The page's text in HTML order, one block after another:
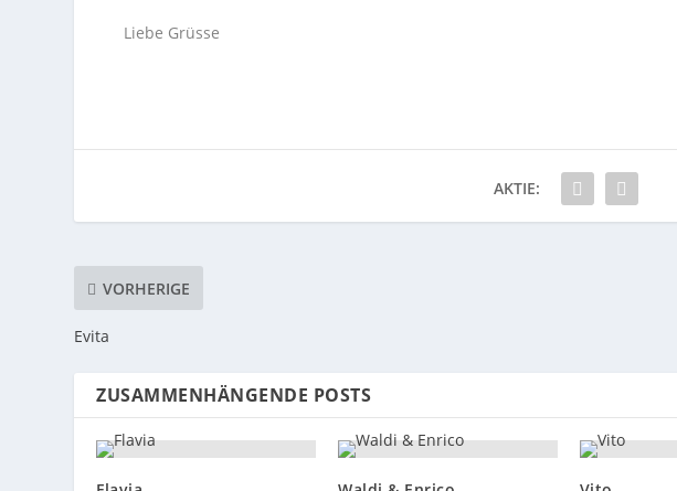
Liebe Grüsse
AKTIE:
VORHERIGE
Evita
ZUSAMMENHÄNGENDE POSTS